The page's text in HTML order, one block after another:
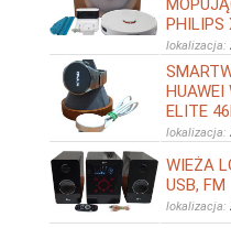
PHILIPS
lokalizacja:
ELITE
lokalizacja:
WIEŻA
USB, FM
lokalizacja: